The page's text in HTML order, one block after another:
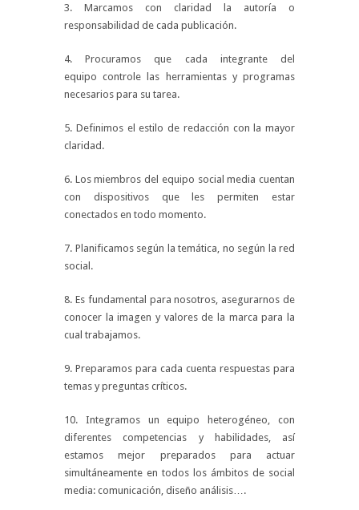
3. Marcamos con claridad la autoría o
responsabilidad de cada publicación.
4. Procuramos que cada integrante del
equipo controle las herramientas y programas
necesarios para su tarea.
5. Definimos el estilo de redacción con la mayor
claridad.
6. Los miembros del equipo social media cuentan
con dispositivos que les permiten estar
conectados en todo momento.
7. Planificamos según la temática, no según la red
social.
8. Es fundamental para nosotros, asegurarnos de
conocer la imagen y valores de la marca para la
cual trabajamos.
9. Preparamos para cada cuenta respuestas para
temas y preguntas críticos.
10. Integramos un equipo heterogéneo, con
diferentes competencias y habilidades, así
estamos mejor preparados para actuar
simultáneamente en todos los ámbitos de social
media: comunicación, diseño análisis….